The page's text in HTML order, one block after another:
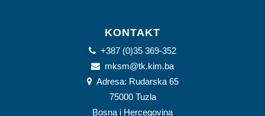
KONTAKT
+387 (0)35 369-352
mksm@tk.kim.ba
Adresa: Rudarska 65
75000 Tuzla
Bosna i Hercegovina